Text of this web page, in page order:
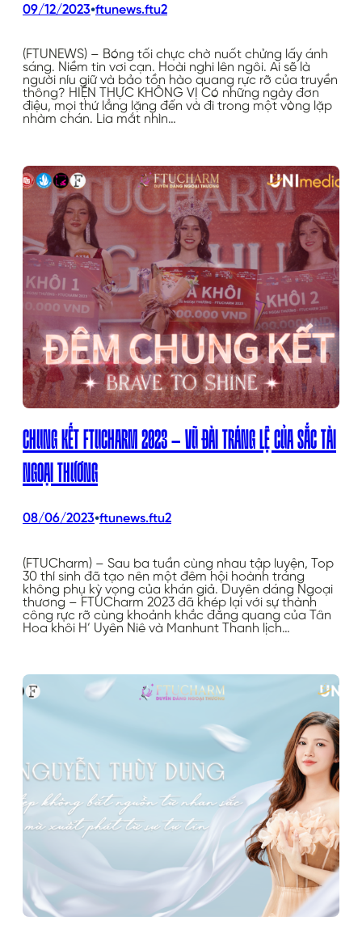
09/12/2023•ftunews.ftu2
(FTUNEWS) – Bóng tối chực chờ nuốt chửng lấy ánh
sáng. Niềm tin vơi cạn. Hoài nghi lên ngôi. Ai sẽ là
người níu giữ và bảo tồn hào quang rực rỡ của truyền
thông? HIỆN THỰC KHÔNG VỊ Có những ngày đơn
điệu, mọi thứ lẳng lặng đến và đi trong một vòng lặp
nhàm chán. Lia mắt nhìn…
CHUNG KẾT FTUCHARM 2023 – VŨ ĐÀI TRÁNG LỆ CỦA SẮC TÀI
NGOẠI THƯƠNG
08/06/2023•ftunews.ftu2
(FTUCharm) – Sau ba tuần cùng nhau tập luyện, Top
30 thí sinh đã tạo nên một đêm hội hoành tráng
không phụ kỳ vọng của khán giả. Duyên dáng Ngoại
thương – FTUCharm 2023 đã khép lại với sự thành
công rực rỡ cùng khoảnh khắc đăng quang của Tân
Hoa khôi H’ Uyên Niê và Manhunt Thanh lịch…